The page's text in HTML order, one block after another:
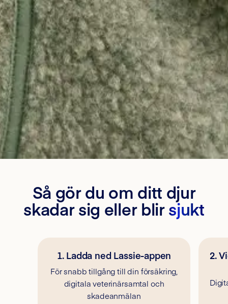
Så gör du om ditt djur
skadar sig eller blirsjukt
1. Ladda ned Lassie-appen
För snabb tillgång till din försäkring,
digitala veterinärsamtal och
skadeanmälan
2.